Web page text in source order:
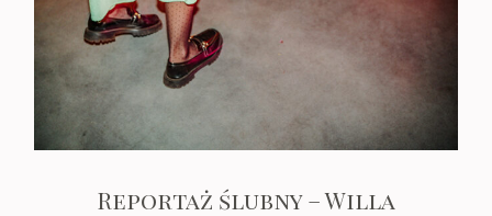
Reportaż ślubny – Willa
FILMS
PORTFOLIO